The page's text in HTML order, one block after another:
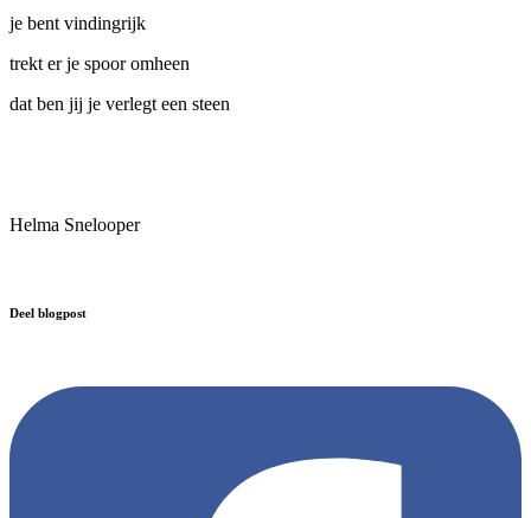
je bent vindingrijk
trekt er je spoor omheen
dat ben jij je verlegt een steen
Helma Snelooper
Deel blogpost